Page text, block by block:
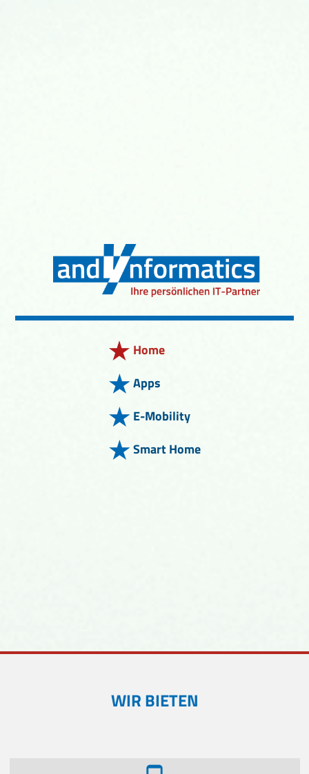
Home
Apps
E-Mobility
Smart Home
WIR BIETEN